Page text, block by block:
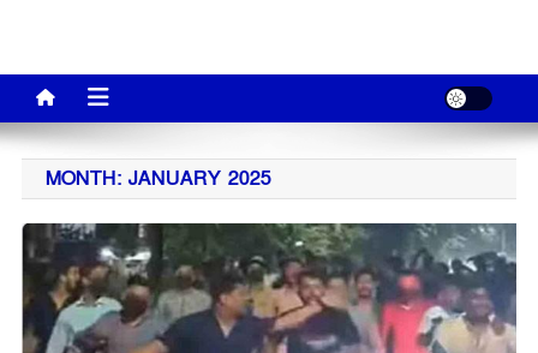
MONTH: JANUARY 2025